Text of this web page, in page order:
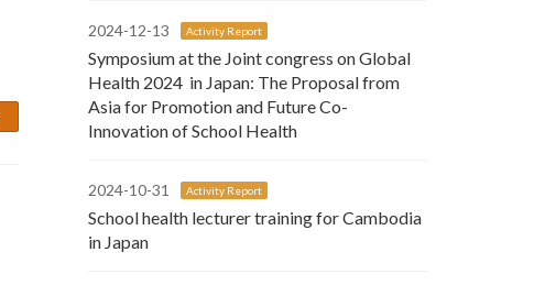
2024-12-13 Activity Report
Symposium at the Joint congress on Global
Health 2024 in Japan: The Proposal from
Asia for Promotion and Future Co-
Innovation of School Health
2024-10-31 Activity Report
School health lecturer training for Cambodia
in Japan